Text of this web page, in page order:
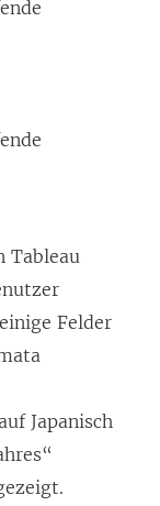
Tableau
Felder
Japanisch